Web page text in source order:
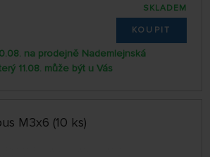
SKLADEM
KOUPIT
na prodejně Nademlejnská
11.08. může být u Vás
M3x6 (10 ks)